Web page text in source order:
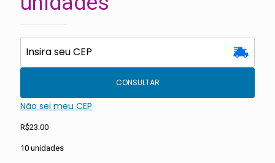
CONSULTAR
Não sei meu CEP
R$23.00
10 unidades